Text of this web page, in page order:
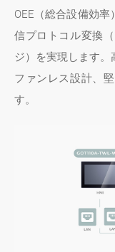
OEE（総合設備効
信プロトコル変換
ジ）を実現します。
ファンレス設計、
す。